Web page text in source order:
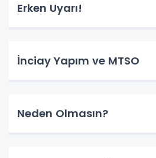
Erken Uyarı!
İnciay Yapım ve MTSO
Neden Olmasın?